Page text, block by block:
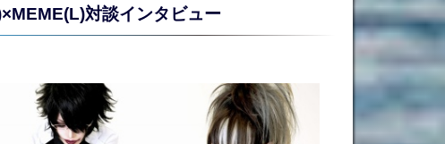
対談インタビュー